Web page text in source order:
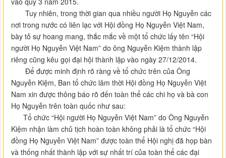
Tuy nhiên, trong thời gian qua nhiều người Họ Nguyễn các
nơi trong nước có liên lạc với Hội đồng Họ Nguyễn Việt Nam,
bày tỏ sự hoang mang, thắc mắc về một tổ chức lấy tên “Hội
người Họ Nguyễn Việt Nam” do ông Nguyễn Kiệm thành lập
riêng cũng kêu gọi đại hội thành lập vào ngày 27/12/2014.
Để được minh định rõ ràng về tổ chức trên của Ông
Nguyễn Kiệm, Ban tổ chức lâm thời Hội đồng Họ Nguyễn Việt
Nam xin được thông báo rõ đến toàn thể các chi họ và bà con
Họ Nguyễn trên toàn quốc như sau:
Tổ chức “Hội người Họ Nguyễn Việt Nam” do Ông Nguyễn
Kiệm nhận làm chủ tịch hoàn toàn không phải là tổ chức “Hội
đồng Họ Nguyễn Việt Nam” được toàn thể Hội nghị đã họp bàn
và thống nhất thành lập với sự nhất trí của toàn thể các đại